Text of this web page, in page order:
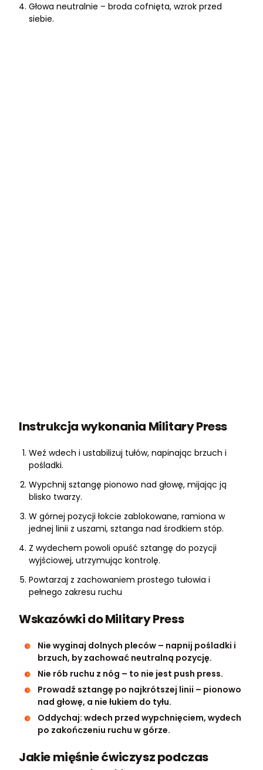
Głowa neutralnie – broda cofnięta, wzrok przed
siebie.
Instrukcja wykonania Military Press
Weź wdech i ustabilizuj tułów, napinając brzuch i
pośladki.
Wypchnij sztangę pionowo nad głowę, mijając ją
blisko twarzy.
W górnej pozycji łokcie zablokowane, ramiona w
jednej linii z uszami, sztanga nad środkiem stóp.
Z wydechem powoli opuść sztangę do pozycji
wyjściowej, utrzymując kontrolę.
Powtarzaj z zachowaniem prostego tułowia i
pełnego zakresu ruchu
Wskazówki do Military Press
Nie wyginaj dolnych pleców – napnij pośladki i
brzuch, by zachować neutralną pozycję.
Nie rób ruchu z nóg – to nie jest push press.
Prowadź sztangę po najkrótszej linii – pionowo
nad głowę, a nie łukiem do tyłu.
Oddychaj: wdech przed wypchnięciem, wydech
po zakończeniu ruchu w górze.
Jakie mięśnie ćwiczysz podczas